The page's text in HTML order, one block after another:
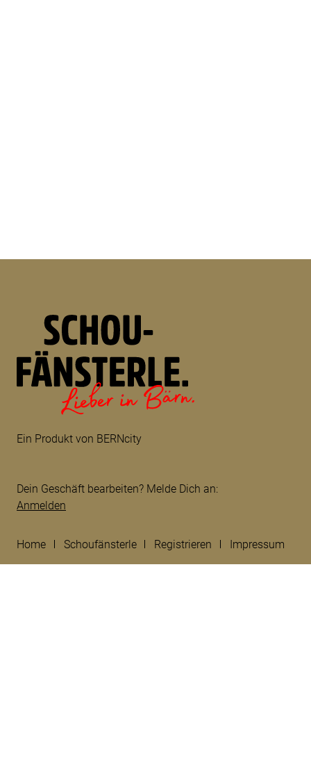
Ein Produkt von BERNcity
Dein Geschäft bearbeiten? Melde Dich an:
Anmelden
Home Schoufänsterle Registrieren Impressum